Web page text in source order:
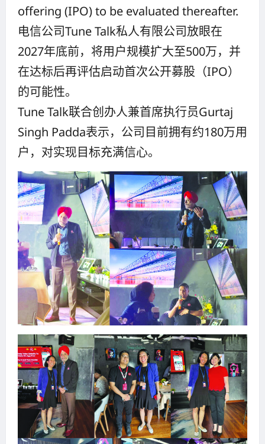
offering (IPO) to be evaluated thereafter.
电信公司Tune Talk私人有限公司放眼在
2027年底前，将用户规模扩大至500万，并
在达标后再评估启动首次公开募股（IPO）
的可能性。
Tune Talk联合创办人兼首席执行员Gurtaj
Singh Padda表示，公司目前拥有约180万用
户，对实现目标充满信心。